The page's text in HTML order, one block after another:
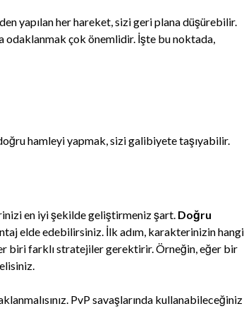
yapılan her hareket, sizi geri plana düşürebilir.
odaklanmak çok önemlidir. İşte bu noktada,
hamleyi yapmak, sizi galibiyete taşıyabilir.
en iyi şekilde geliştirmeniz şart. Doğru
elde edebilirsiniz. İlk adım, karakterinizin hangi
biri farklı stratejiler gerektirir. Örneğin, eğer bir
PvP savaşlarında kullanabileceğiniz